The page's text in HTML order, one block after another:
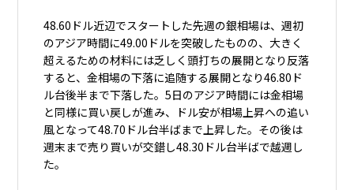
48.60ドル近辺でスタートした先週の銀相場は、週初
のアジア時間に49.00ドルを突破したものの、大きく
超えるための材料には乏しく頭打ちの展開となり反落
すると、金相場の下落に追随する展開となり46.80ド
ル台後半まで下落した。5日のアジア時間には金相場
と同様に買い戻しが進み、ドル安が相場上昇への追い
風となって48.70ドル台半ばまで上昇した。その後は
週末まで売り買いが交錯し48.30ドル台半ばで越週し
た。